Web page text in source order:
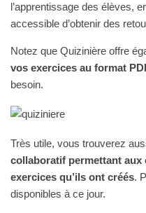
l’apprentissage des élèves,
accessible d’obtenir des
Notez que Quizinière offre
vos exercices au format
besoin.
Très utile, vous trouverez
collaboratif permettant aux
exercices qu’ils ont créés.
disponibles à ce jour.